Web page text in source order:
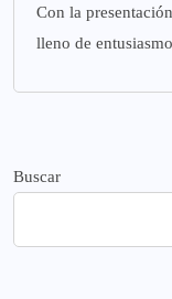
Con la
lleno de
Buscar